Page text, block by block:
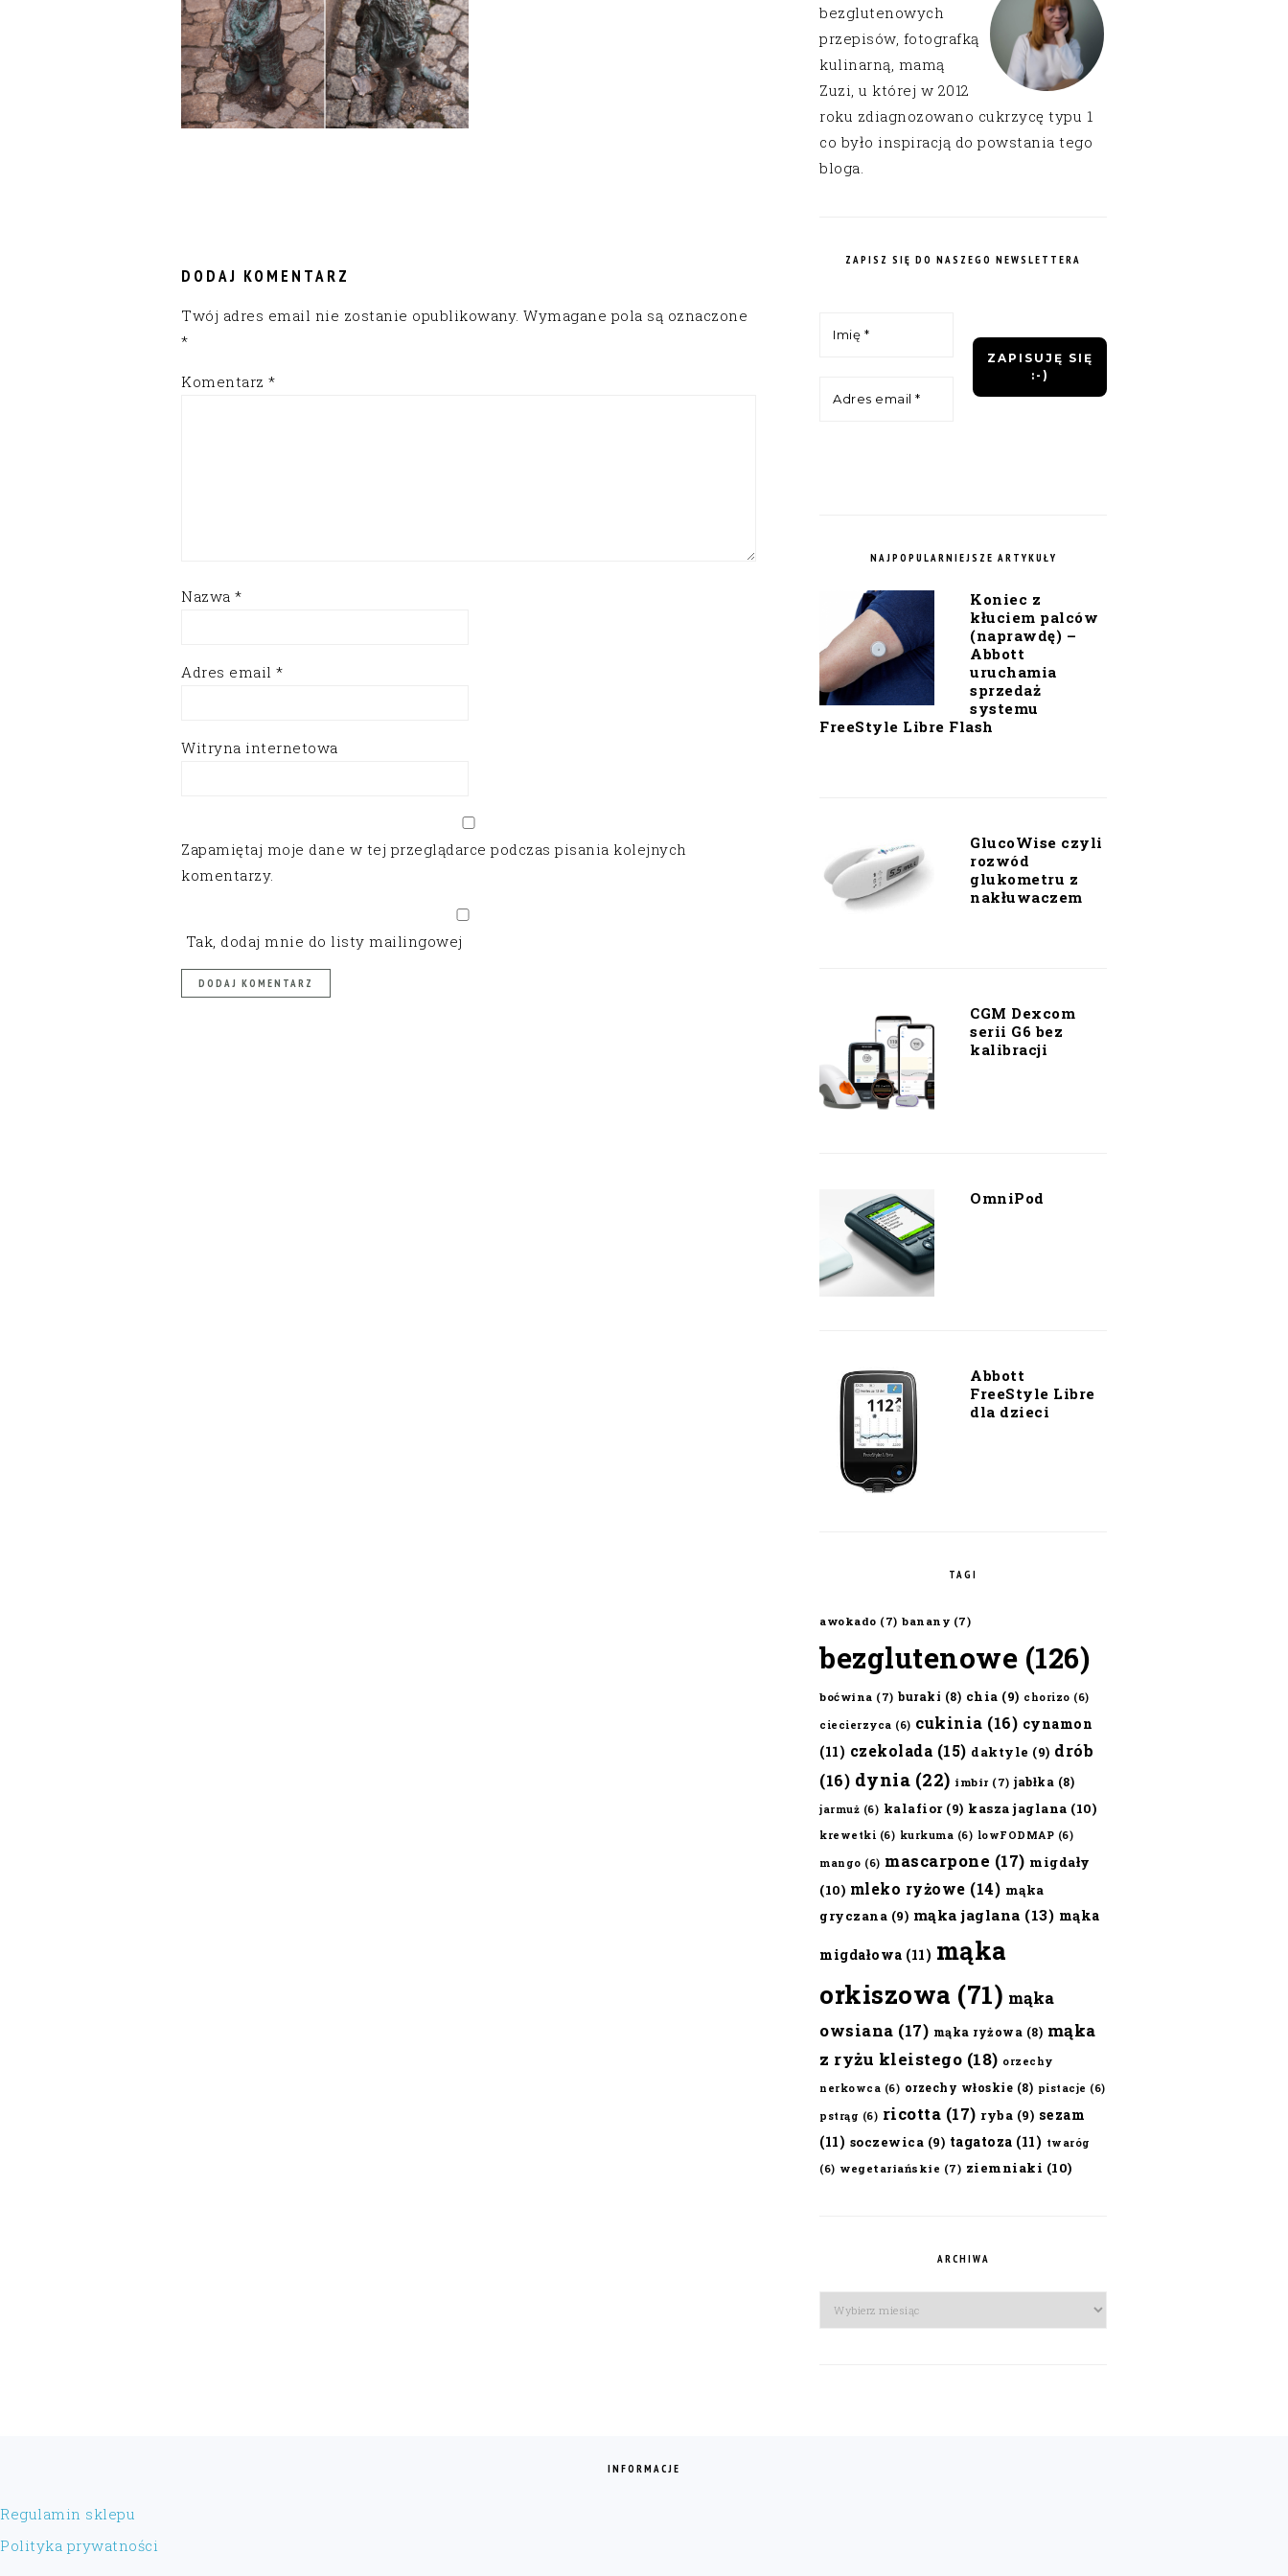
DODAJ KOMENTARZ
Twój adres email nie zostanie opublikowany. Wymagane pola są oznaczone
*
Komentarz *
Nazwa *
Adres email *
Witryna internetowa
Zapamiętaj moje dane w tej przeglądarce podczas pisania kolejnych
komentarzy.
Tak, dodaj mnie do listy mailingowej
bezglutenowych
przepisów, fotografką
kulinarną, mamą
Zuzi, u której w 2012
roku zdiagnozowano cukrzycę typu 1
co było inspiracją do powstania tego
bloga.
ZAPISZ SIĘ DO NASZEGO NEWSLETTERA
NAJPOPULARNIEJSZE ARTYKUŁY
Koniec z
kłuciem palców
(naprawdę) –
Abbott
uruchamia
sprzedaż
systemu
FreeStyle Libre Flash
GlucoWise czyli
rozwód
glukometru z
nakłuwaczem
CGM Dexcom
serii G6 bez
kalibracji
OmniPod
Abbott
FreeStyle Libre
dla dzieci
TAGI
awokado (7) banany (7)
bezglutenowe (126)
boćwina (7) buraki (8) chia (9) chorizo (6)
ciecierzyca (6) cukinia (16) cynamon
(11) czekolada (15) daktyle (9) drób
(16) dynia (22) imbir (7) jabłka (8)
jarmuż (6) kalafior(9) kasza jaglana (10)
krewetki (6) kurkuma (6) lowFODMAP (6)
mango (6) mascarpone (17) migdały
(10) mleko ryżowe (14) mąka
gryczana (9) mąka jaglana (13) mąka
migdałowa (11) mąka
orkiszowa (71) mąka
owsiana (17) mąka ryżowa (8) mąka
z ryżu kleistego (18) orzechy
nerkowca (6) orzechy włoskie (8) pistacje (6)
pstrąg (6) ricotta (17) ryba (9) sezam
(11) soczewica (9) tagatoza (11) twaróg
(6) wegetariańskie (7) ziemniaki (10)
ARCHIWA
Archiwa
INFORMACJE
Regulamin sklepu
Polityka prywatności